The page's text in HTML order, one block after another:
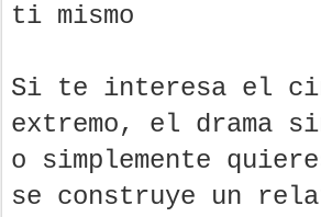
ti mismo
Si te interesa el
extremo, el drama
o simplemente
se construye un